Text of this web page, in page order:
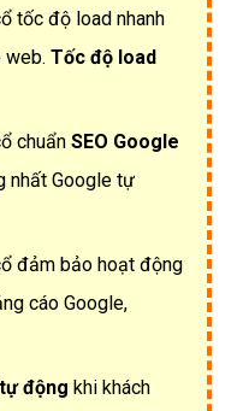
tốc độ load nhanh
web. Tốc độ load
chuẩn SEO Google
nhất Google tự
đảm bảo hoạt động
cáo Google,
động khi khách